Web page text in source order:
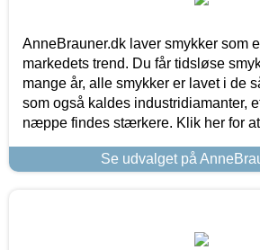
AnneBrauner.dk laver smykker som
markedets trend. Du får tidsløse
mange år, alle smykker er lavet i de
som også kaldes industridiamanter,
næppe findes stærkere. Klik her for
Se udvalget på